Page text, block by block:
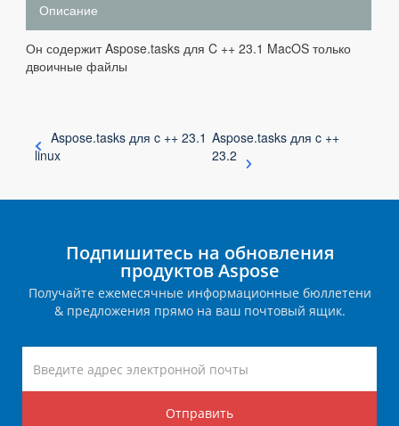
Описание
Он содержит Aspose.tasks для C ++ 23.1 MacOS только
двоичные файлы
Aspose.tasks для c ++ 23.1
linux
Aspose.tasks для c ++
23.2
Подпишитесь на обновления
продуктов Aspose
Получайте ежемесячные информационные бюллетени
& предложения прямо на ваш почтовый ящик.
Отправить